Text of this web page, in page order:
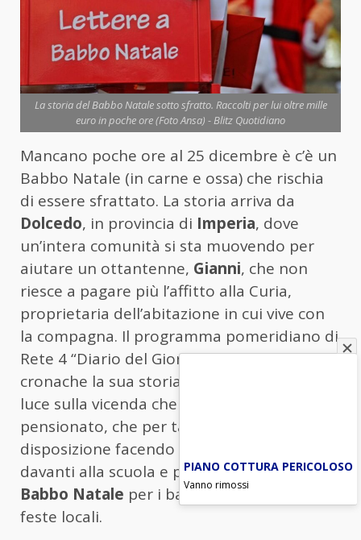
La storia del Babbo Natale sotto sfratto. Raccolti per lui oltre mille
euro in poche ore (Foto Ansa) - Blitz Quotidiano
Mancano poche ore al 25 dicembre è c’è un
Babbo Natale (in carne e ossa) che rischia
di essere sfrattato. La storia arriva da
Dolcedo, in provincia di Imperia, dove
un’intera comunità si sta muovendo per
aiutare un ottantenne, Gianni, che non
riesce a pagare più l’affitto alla Curia,
proprietaria dell’abitazione in cui vive con
la compagna. Il programma pomeridiano di
Rete 4 “Diario del Giorno” ha portato alle
cronache la sua storia, cercando di fare
luce sulla vicenda che coinvolge il
pensionato, che per tanti anni si è messo a
disposizione facendo prima il nonno vigile
davanti alla scuola e poi vestendo i panni di
Babbo Natale per i bambini durante le
feste locali.
PIANO COTTURA PERICOLOSO
Vanno rimossi